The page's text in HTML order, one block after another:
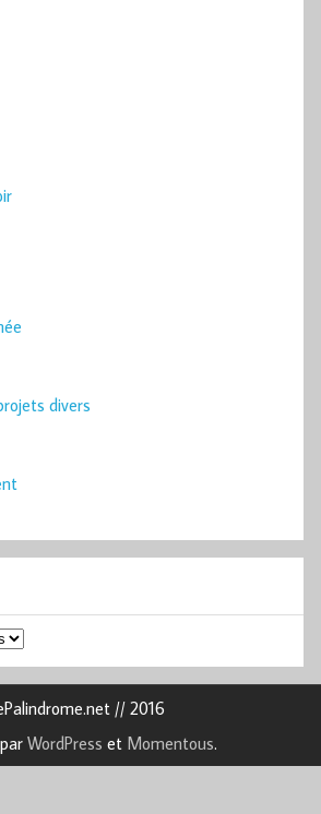
divers
// 2016
WordPress et Momentous.